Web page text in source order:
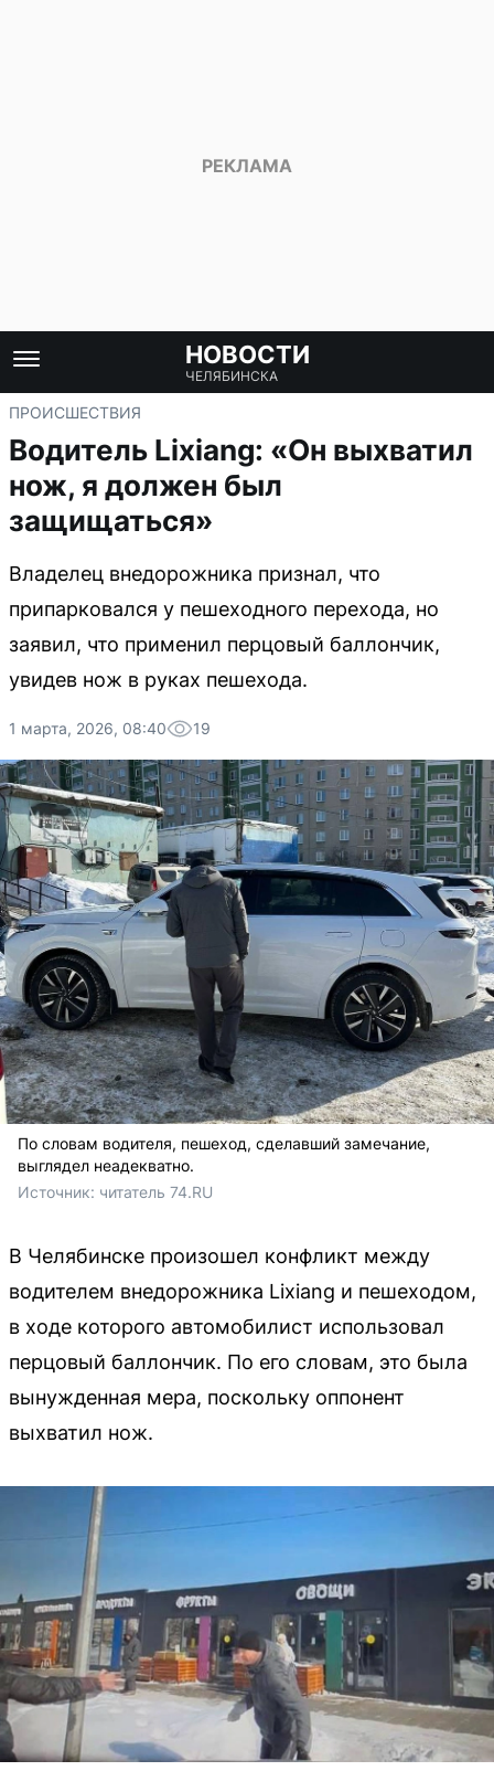
НОВОСТИ
ЧЕЛЯБИНСКА
ПРОИСШЕСТВИЯ
Водитель Lixiang: «Он выхватил
нож, я должен был
защищаться»
Владелец внедорожника признал, что
припарковался у пешеходного перехода, но
заявил, что применил перцовый баллончик,
увидев нож в руках пешехода.
1 марта, 2026, 08:40 19
По словам водителя, пешеход, сделавший замечание,
выглядел неадекватно.
Источник: читатель 74.RU
В Челябинске произошел конфликт между
водителем внедорожника Lixiang и пешеходом,
в ходе которого автомобилист использовал
перцовый баллончик. По его словам, это была
вынужденная мера, поскольку оппонент
выхватил нож.